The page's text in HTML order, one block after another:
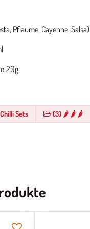
Pflaume, Cayenne, Salsa)
20g
Chilli Sets (3) 🌶️ 🌶️ 🌶